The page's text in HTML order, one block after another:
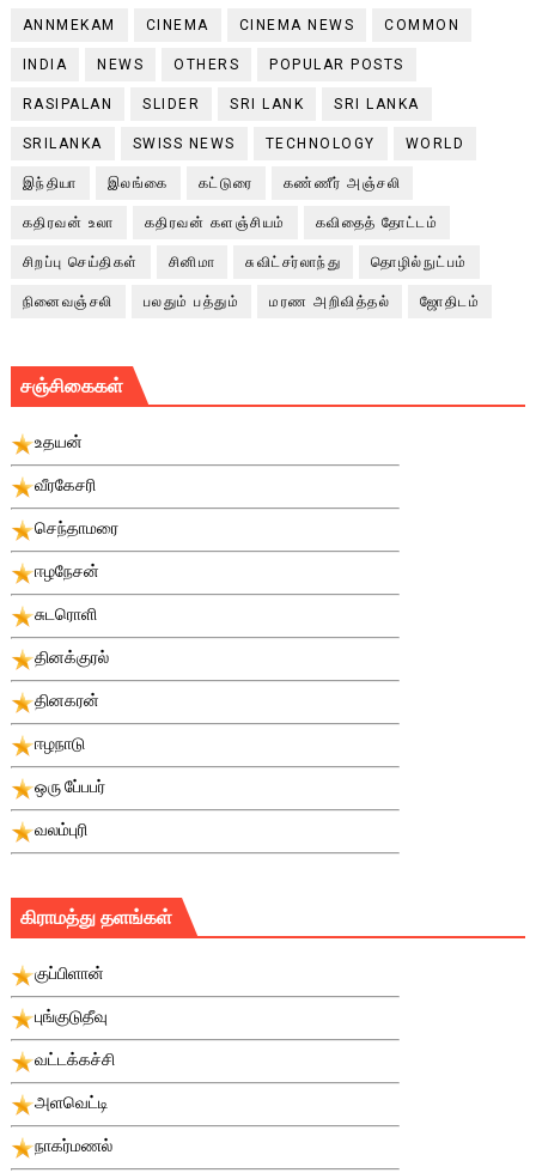
ANNMEKAM CINEMA CINEMA NEWS COMMON
INDIA NEWS OTHERS POPULAR POSTS
RASIPALAN SLIDER SRI LANK SRI LANKA
SRILANKA SWISS NEWS TECHNOLOGY WORLD
இந்தியா இலங்கை கட்டுரை கண்ணீர் அஞ்சலி
கதிரவன் உலா கதிரவன் களஞ்சியம் கவிதைத் தோட்டம்
சிறப்பு செய்திகள் சினிமா சுவிட்சர்லாந்து தொழில்நுட்பம்
நினைவஞ்சலி பலதும் பத்தும் மரண அறிவித்தல் ஜோதிடம்
சஞ்சிகைகள்
உதயன்
வீரகேசரி
செந்தாமரை
ஈழநேசன்
சுடரொளி
தினக்குரல்
தினகரன்
ஈழநாடு
ஒரு பே்பபர்
வலம்புரி
கிராமத்து தளங்கள்
குப்பிளான்
புங்குடுதீவு
வட்டக்கச்சி
அளவெட்டி
நாகர்மணல்